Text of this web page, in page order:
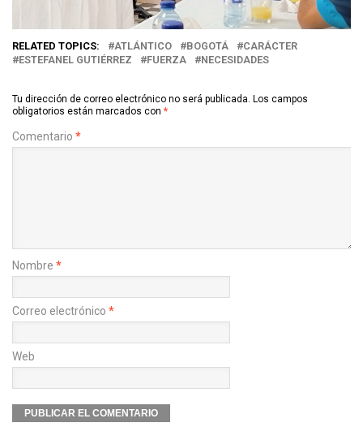
RELATED TOPICS: ATLÁNTICO BOGOTÁ
CARÁCTER
ESTEFANEL GUTIÉRREZ
FUERZA NECESIDADES
Tu dirección de correo electrónico no será publicada. Los campos
obligatorios están marcados con *
Comentario *
Nombre *
Correo electrónico *
Web